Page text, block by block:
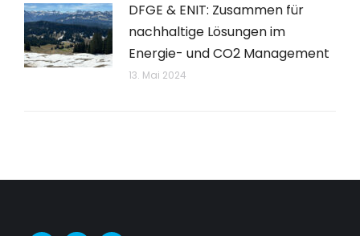
DFGE & ENIT: Zusammen für
nachhaltige Lösungen im
Energie- und CO2 Management
13. Mai 2024